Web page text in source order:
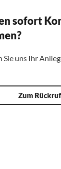
sofort
Sie uns Ihr
Zum